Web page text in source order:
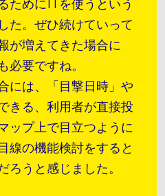
ためにITを使うという
た。ぜひ続けていって
が増えてきた場合に
必要ですね。
には、「目撃日時」や
きる、利用者が直接投
ップ上で目立つように
線の機能検討をすると
ろうと感じました。